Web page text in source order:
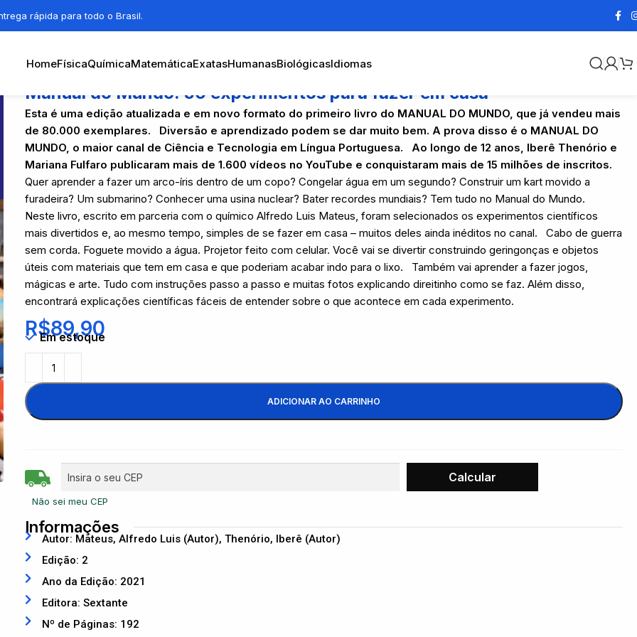
rápida para todo o Brasil.
HomeFísicaQuímicaMatemáticaExatasHumanasBiológicasIdiomas
Manual do Mundo: 50 experimentos para fazer em casa
Esta é uma edição atualizada e em novo formato do primeiro livro do MANUAL DO MUNDO, que já vendeu mais
de 80.000 exemplares.
Diversão e aprendizado podem se dar muito bem. A prova disso é o MANUAL DO
MUNDO, o maior canal de Ciência e Tecnologia em Língua Portuguesa.
Ao longo de 12 anos, Iberê Thenório e
Mariana Fulfaro publicaram mais de 1.600 vídeos no YouTube e conquistaram mais de 15 milhões de inscritos.
Quer aprender a fazer um arco-íris dentro de um copo? Congelar água em um segundo? Construir um kart movido a
furadeira? Um submarino? Conhecer uma usina nuclear? Bater recordes mundiais? Tem tudo no Manual do Mundo.
Neste livro, escrito em parceria com o químico Alfredo Luis Mateus, foram selecionados os experimentos científicos
mais divertidos e, ao mesmo tempo, simples de se fazer em casa – muitos deles ainda inéditos no canal. Cabo de guerra
sem corda. Foguete movido a água. Projetor feito com celular. Você vai se divertir construindo geringonças e objetos
úteis com materiais que tem em casa e que poderiam acabar indo para o lixo. Também vai aprender a fazer jogos,
mágicas e arte. Tudo com instruções passo a passo e muitas fotos explicando direitinho como se faz. Além disso,
encontrará explicações científicas fáceis de entender sobre o que acontece em cada experimento.
R$89,90
Em estoque
ADICIONAR AO CARRINHO
Não sei meu CEP
Informações
Autor: Mateus, Alfredo Luis (Autor), Thenório, Iberê (Autor)
Edição: 2
Ano da Edição: 2021
Editora: Sextante
Nº de Páginas: 192